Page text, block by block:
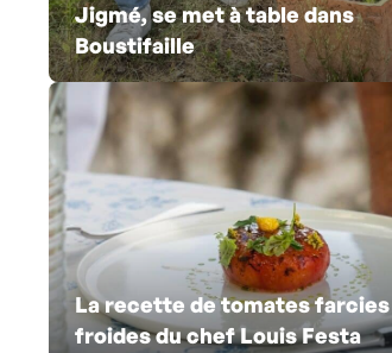
Jigmé, se met à table dans
Boustifaille
La recette de tomates farcies
froides du chef Louis Festa